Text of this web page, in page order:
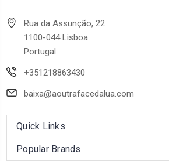
Rua da Assunção, 22
1100-044 Lisboa
Portugal
+351218863430
baixa@aoutrafacedalua.com
Quick Links
Popular Brands